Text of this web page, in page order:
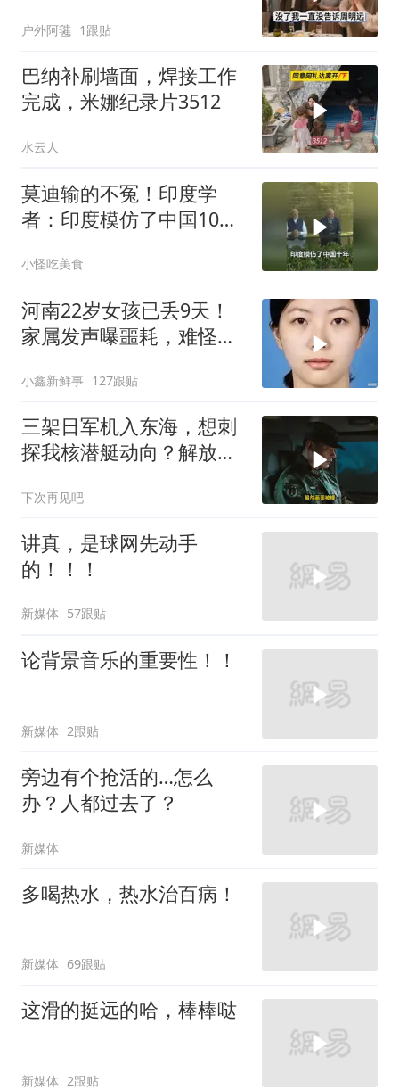
夫全家10人被新户主请出
家门
户外阿毽 1跟贴
巴纳补刷墙面，焊接工作
完成，米娜纪录片3512
水云人
莫迪输的不冤！印度学
者：印度模仿了中国10
小怪吃美食
河南22岁女孩已丢9天！
家属发声曝噩耗，难怪搜
小鑫新鲜事 127跟贴
三架日军机入东海，想刺
探我核潜艇动向？解放军
下次再见吧
讲真，是球网先动手
的！！！
新媒体 57跟贴
论背景音乐的重要性！！
新媒体 2跟贴
旁边有个抢活的…怎么
办？人都过去了？
新媒体
多喝热水，热水治百病！
新媒体 69跟贴
这滑的挺远的哈，棒棒哒
新媒体 2跟贴